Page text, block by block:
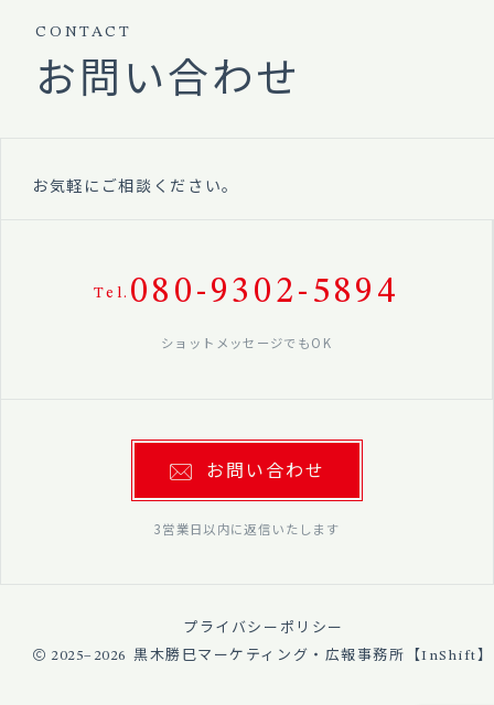
CONTACT
お問い合わせ
お気軽にご相談ください。
Tel. 080-9302-5894
ショットメッセージでもOK
お問い合わせ
3営業日以内に返信いたします
プライバシーポリシー
2025–2026 黒木勝巳マーケティング・広報事務所【InShift】